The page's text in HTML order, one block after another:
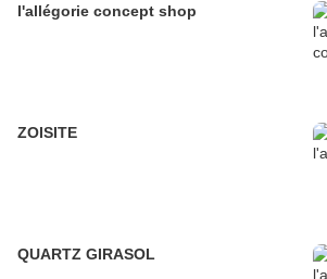
l'allégorie concept shop
ZOISITE
QUARTZ GIRASOL